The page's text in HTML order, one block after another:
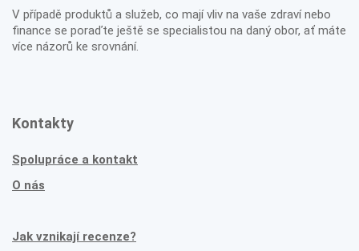
V případě produktů a služeb, co mají vliv na vaše zdraví nebo
finance se poraďte ještě se specialistou na daný obor, ať máte
více názorů ke srovnání.
Kontakty
Spolupráce a kontakt
O nás
Jak vznikají recenze?